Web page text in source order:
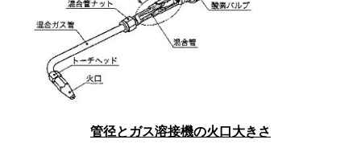
管径とガス溶接機の火口大きさ